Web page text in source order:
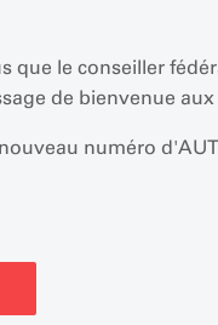
que le conseiller
de bienvenue
numéro